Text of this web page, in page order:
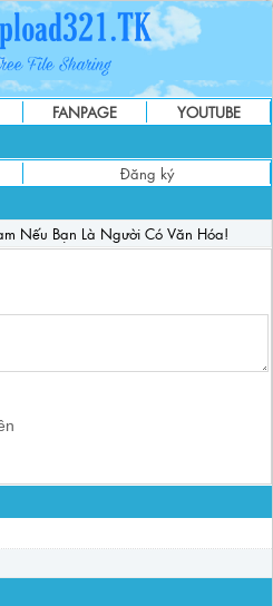
FANPAGE
YOUTUBE
Đăng ký
Nếu Bạn Là Người Có Văn Hóa!